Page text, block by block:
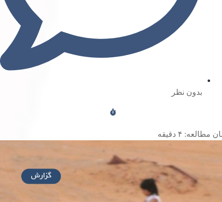
بدون نظر
مطالعه: ۴ دقیقه